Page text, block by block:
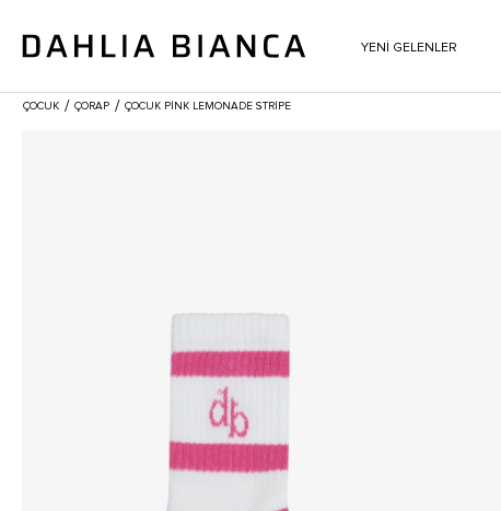
YENİ GELENLER
ÇOCUK / ÇORAP / ÇOCUK PINK LEMONADE STRIPE